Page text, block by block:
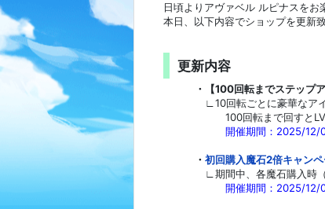
日頃よりアヴァベル ルピナスをお
本日、以下内容でショップを更新致
更新内容
・【100回転までステップ
∟10回転ごとに豪華なア
100回転まで回すと
開催期間：2025/
・ 初回購入魔石2倍キャンペ
∟期間中、各魔石購入時
開催期間：2025/12/